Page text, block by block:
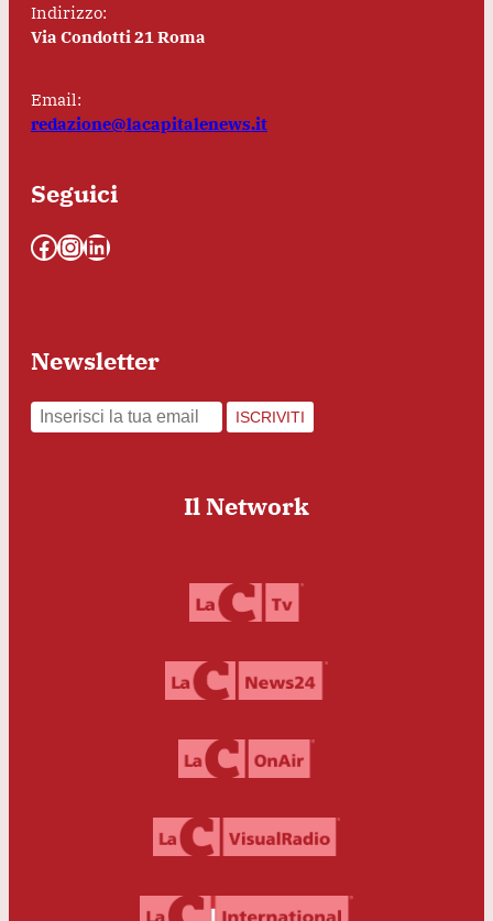
Indirizzo:
Via Condotti 21 Roma
Email:
redazione@lacapitalenews.it
Seguici
Facebook InstagramLinkedIn
Newsletter
ISCRIVITI
Il Network